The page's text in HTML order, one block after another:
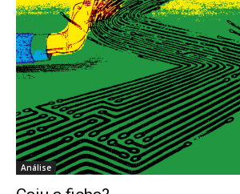
Análise